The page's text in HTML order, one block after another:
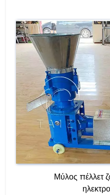
Μύλος πέλλετ